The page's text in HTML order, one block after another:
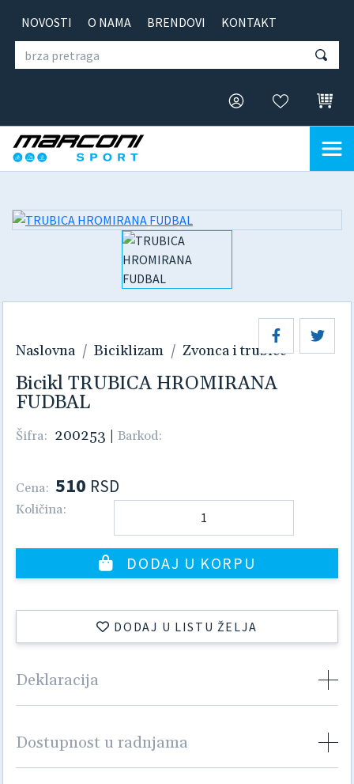
NOVOSTI O NAMA BRENDOVI KONTAKT
Naslovna Biciklizam Zvonca i trubice
Bicikl TRUBICA HROMIRANA
FUDBAL
Šifra: 200253 | Barkod:
Cena: 510 RSD
Količina:
DODAJ U KORPU
DODAJ U LISTU ŽELJA
Deklaracija
Dostupnost u radnjama